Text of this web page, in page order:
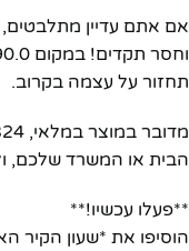
אם אתם עדיין
תחזור על עצמה בקרוב.
הבית או המשרד שלכם,
**פעלו עכשיו!**
הוסיפו את *שעון הקיר